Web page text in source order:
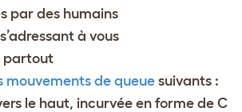
par des humains
à vous
partout
mouvements de queue suivants :
le haut, incurvée en forme de C